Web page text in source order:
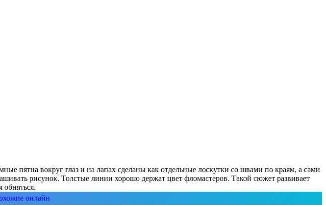
пятна вокруг глаз и на лапах сделаны как отдельные лоскутки со швами по краям, а сами
рисунок. Толстые линии хорошо держат цвет фломастеров. Такой сюжет развивает
обняться.
онлайн